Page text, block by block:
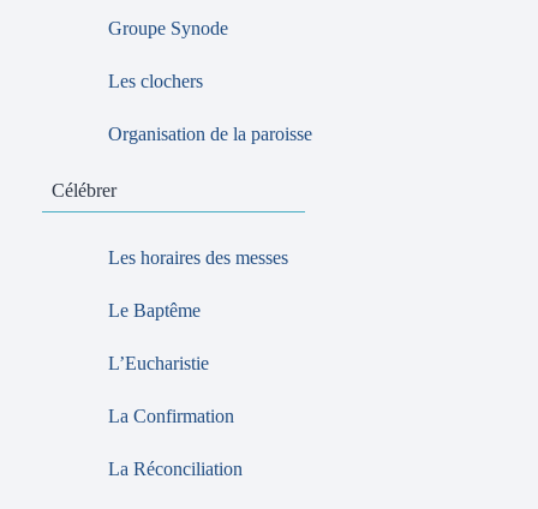
Groupe Synode
Les clochers
Organisation de la paroisse
Célébrer
Les horaires des messes
Le Baptême
L’Eucharistie
La Confirmation
La Réconciliation